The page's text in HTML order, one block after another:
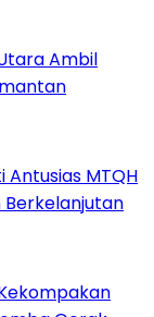
Ambil
MTQH
Berkelanjutan